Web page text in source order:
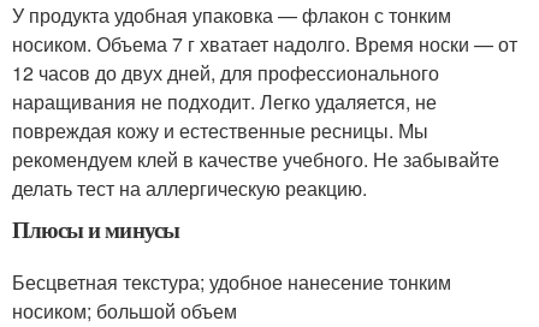
У продукта удобная упаковка — флакон с тонким
носиком. Объема 7 г хватает надолго. Время носки — от
12 часов до двух дней, для профессионального
наращивания не подходит. Легко удаляется, не
повреждая кожу и естественные ресницы. Мы
рекомендуем клей в качестве учебного. Не забывайте
делать тест на аллергическую реакцию.
Плюсы и минусы
Бесцветная текстура; удобное нанесение тонким
носиком; большой объем